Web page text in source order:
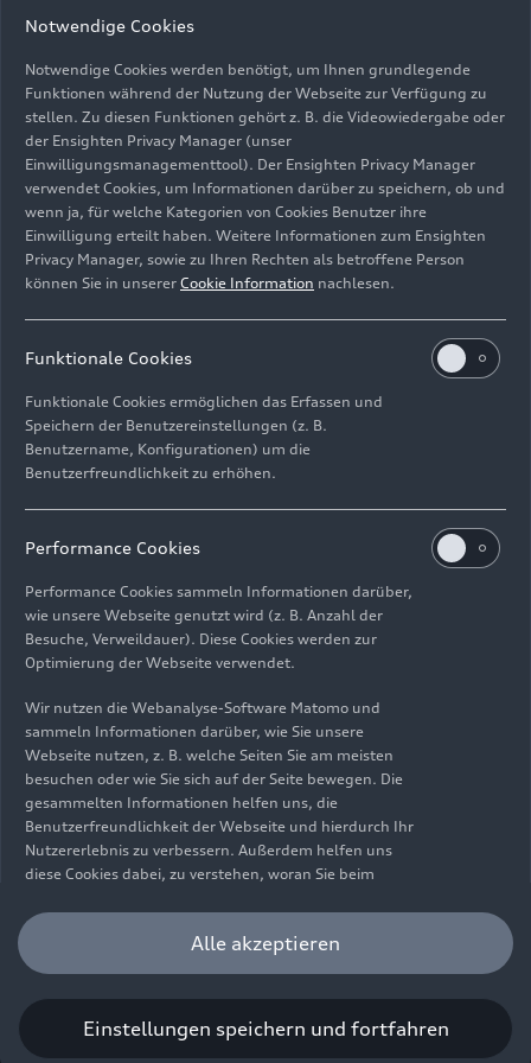
Eröffnungskonzert mit der Audi Jugendchorakademie:
Le Cercle de l’Harmonie unter Leitung von Jérémie
Rhorer
Bild-Nr: A242781 · Copyright: AUDI AG
Rechte: Verwendung für Pressezwecke honorarfrei
ImpressumRechtliches
Hinweisgebersystem
Informationen zur BarrierefreiheitKontakt
© 2026 AUDI AG. Alle Rechte vorbehalten.
EN
Die Angaben zu Kraftstoffverbrauch, Stromverbrauch, CO₂-
Emissionen und elektrischer Reichweite wurden nach dem
gesetzlich vorgeschriebenen Messverfahren „Worldwide
Harmonized Light Vehicles Test Procedure“ (WLTP) gemäß
Verordnung (EG) 715/2007 ermittelt. Zusatzausstattungen und
Zubehör (Anbauteile, Reifenformat usw.) können relevante
Aerodynamik verändern und neben Witterungs- und
Verkehrsbedingungen sowie dem individuellen Fahrverhalten den
Sie unter www.audi.de/wltp.
Notwendige Cookies
Notwendige Cookies werden benötigt, um Ihnen grundlegende
Funktionen während der Nutzung der Webseite zur Verfügung zu
stellen. Zu diesen Funktionen gehört z. B. die Videowiedergabe oder
der Ensighten Privacy Manager (unser
Einwilligungsmanagementtool). Der Ensighten Privacy Manager
verwendet Cookies, um Informationen darüber zu speichern, ob und
wenn ja, für welche Kategorien von Cookies Benutzer ihre
Einwilligung erteilt haben. Weitere Informationen zum Ensighten
Privacy Manager, sowie zu Ihren Rechten als betroffene Person
können Sie in unserer Cookie Information nachlesen.
Funktionale Cookies
Funktionale Cookies ermöglichen das Erfassen und
Speichern der Benutzereinstellungen (z. B.
Benutzername, Konfigurationen) um die
Benutzerfreundlichkeit zu erhöhen.
Performance Cookies
Performance Cookies sammeln Informationen darüber,
wie unsere Webseite genutzt wird (z. B. Anzahl der
Besuche, Verweildauer). Diese Cookies werden zur
Optimierung der Webseite verwendet.
Wir nutzen die Webanalyse-Software Matomo und
sammeln Informationen darüber, wie Sie unsere
Webseite nutzen, z. B. welche Seiten Sie am meisten
besuchen oder wie Sie sich auf der Seite bewegen. Die
gesammelten Informationen helfen uns, die
Benutzerfreundlichkeit der Webseite und hierdurch Ihr
Nutzererlebnis zu verbessern. Außerdem helfen uns
diese Cookies dabei, zu verstehen, woran Sie beim
unser Angebot optimieren können. Bitte beachten Sie,
dass Sie Ihre Einwilligung bezüglich der Platzierung von
Performance Cookies jederzeit widerrufen können.
Cookie Information.
Alle akzeptieren
Einstellungen speichern und fortfahren